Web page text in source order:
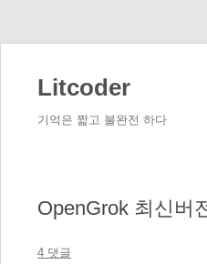
건
너
뛰
Litcoder
기억은 짧고 불완전 하다
OpenGrok 최신버
4 댓글